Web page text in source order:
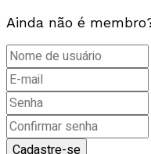
Ainda não é